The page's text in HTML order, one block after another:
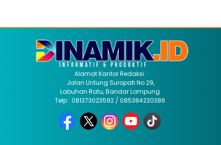
Alamat Kantor Redaksi :
Jalan Untung Suropati No 29,
Labuhan Ratu, Bandar Lampung.
Telp : 081373023592 / 085384230386.